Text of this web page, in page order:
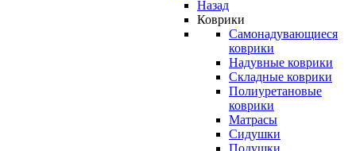
Назад
Коврики
Самонадувающиеся
коврики
Надувные коврики
Складные коврики
Полиуретановые
коврики
Матрасы
Сидушки
Подушки